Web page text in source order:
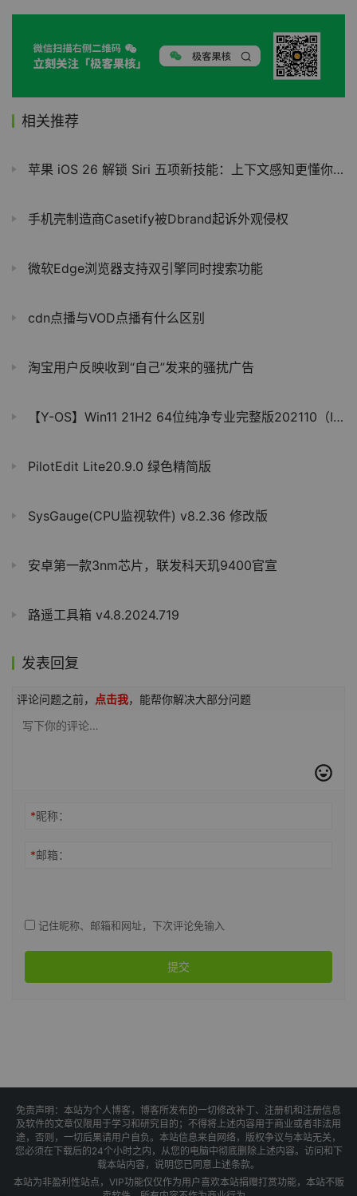
相关推荐
苹果 iOS 26 解锁 Siri 五项新技能：上下文感知更懂你、执行力更强
手机壳制造商Casetify被Dbrand起诉外观侵权
微软Edge浏览器支持双引擎同时搜索功能
cdn点播与VOD点播有什么区别
淘宝用户反映收到“自己”发来的骚扰广告
【Y-OS】Win11 21H2 64位纯净专业完整版202110（ISO版）
PilotEdit Lite20.9.0 绿色精简版
SysGauge(CPU监视软件) v8.2.36 修改版
安卓第一款3nm芯片，联发科天玑9400官宣
路遥工具箱 v4.8.2024.719
发表回复
评论问题之前， 点击我，能帮你解决大部分问题
*昵称：
*邮箱：
记住昵称、邮箱和网址，下次评论免输入
提交
免责声明：本站为个人博客，博客所发布的一切修改补丁、注册机和注册信息
及软件的文章仅限用于学习和研究目的；不得将上述内容用于商业或者非法用
途，否则，一切后果请用户自负。本站信息来自网络，版权争议与本站无关，
您必须在下载后的24个小时之内，从您的电脑中彻底删除上述内容。访问和下
载本站内容，说明您已同意上述条款。
本站为非盈利性站点，VIP功能仅仅作为用户喜欢本站捐赠打赏功能，本站不贩